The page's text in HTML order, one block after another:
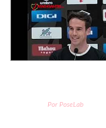
Por PoseLab